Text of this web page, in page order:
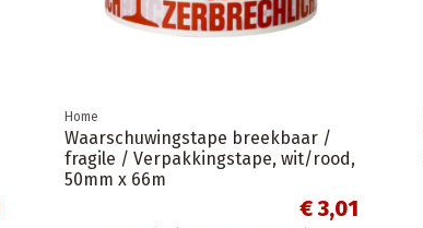
Home
Langwerpige bruine dozen
enkelgolf 62x15x15cm
excl. BTW